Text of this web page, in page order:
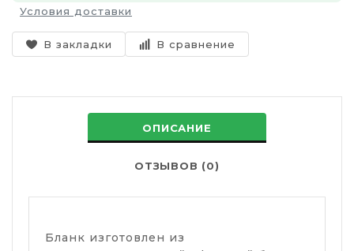
Условия доставки
В закладки В сравнение
ОПИСАНИЕ
ОТЗЫВОВ (0)
Бланк изготовлен из